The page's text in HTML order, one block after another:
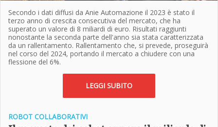
Secondo i dati diffusi da Anie Automazione il 2023 è stato il
terzo anno di crescita consecutiva del mercato, che ha
superato un valore di 8 miliardi di euro. Risultati raggiunti
nonostante la seconda parte dell'anno sia stata caratterizzata
da un rallentamento. Rallentamento che, si prevede, proseguirà
nel corso del 2024, portando il mercato a chiudere con una
flessione del 6%.
LEGGI SUBITO
ROBOT COLLABORATIVI